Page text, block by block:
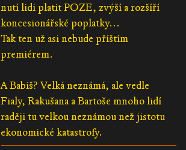
nutí lidi platit POZE, zvýší a rozšíří
koncesionářské poplatky...
Tak ten už asi nebude příštím
premiérem.
A Babiš? Velká neznámá, ale vedle
Fialy, Rakušana a Bartoše mnoho lidí
raději tu velkou neznámou než jistotu
ekonomické katastrofy.